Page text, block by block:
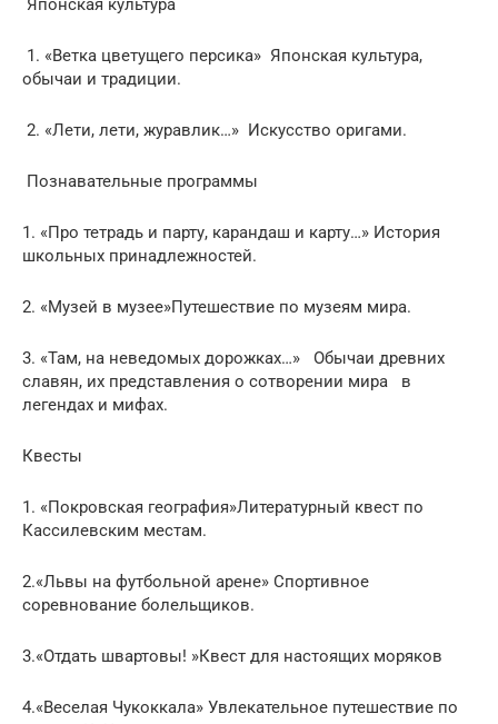
1. «Ветка цветущего персика» Японская культура,
обычаи и традиции.
2. «Лети, лети, журавлик…» Искусство оригами.
Познавательные программы
1. «Про тетрадь и парту, карандаш и карту…» История
школьных принадлежностей.
2. «Музей в музее»Путешествие по музеям мира.
3. «Там, на неведомых дорожках…» Обычаи древних
славян, их представления о сотворении мира в
легендах и мифах.
Квесты
1. «Покровская география»Литературный квест по
Кассилевским местам.
2.«Львы на футбольной арене» Спортивное
соревнование болельщиков.
3.«Отдать швартовы! »Квест для настоящих моряков
4.«Веселая Чукоккала» Увлекательное путешествие по